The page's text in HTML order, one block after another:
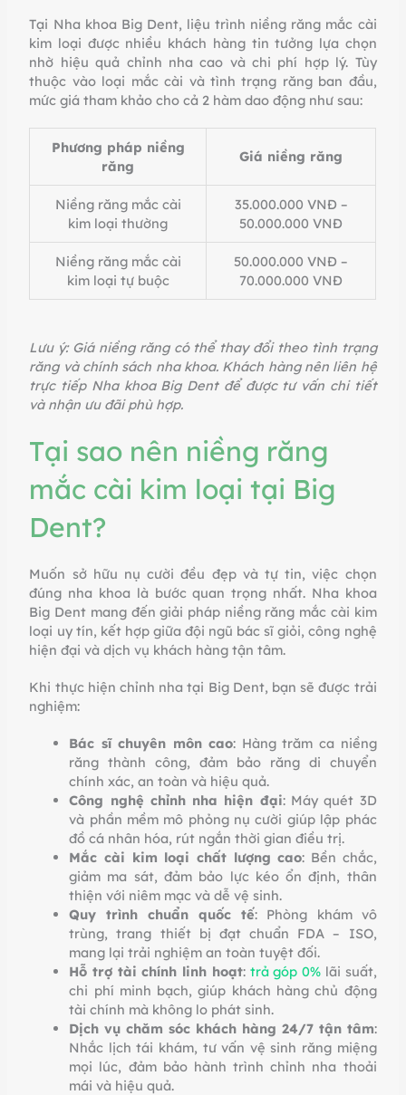
Tại Nha khoa Big Dent, liệu trình niềng răng mắc cài
kim loại được nhiều khách hàng tin tưởng lựa chọn
nhờ hiệu quả chỉnh nha cao và chi phí hợp lý. Tùy
thuộc vào loại mắc cài và tình trạng răng ban đầu,
mức giá tham khảo cho cả 2 hàm dao động như sau:
Phương pháp niềng
răng
Giá niềng răng
Niềng răng mắc cài
kim loại thường
35.000.000 VNĐ –
50.000.000 VNĐ
Niềng răng mắc cài
kim loại tự buộc
50.000.000 VNĐ –
70.000.000 VNĐ
Lưu ý: Giá niềng răng có thể thay đổi theo tình trạng
răng và chính sách nha khoa. Khách hàng nên liên hệ
trực tiếp Nha khoa Big Dent để được tư vấn chi tiết
và nhận ưu đãi phù hợp.
Tại sao nên niềng răng
mắc cài kim loại tại Big
Dent?
Muốn sở hữu nụ cười đều đẹp và tự tin, việc chọn
đúng nha khoa là bước quan trọng nhất. Nha khoa
Big Dent mang đến giải pháp niềng răng mắc cài kim
loại uy tín, kết hợp giữa đội ngũ bác sĩ giỏi, công nghệ
hiện đại và dịch vụ khách hàng tận tâm.
Khi thực hiện chỉnh nha tại Big Dent, bạn sẽ được trải
nghiệm:
Bác sĩ chuyên môn cao: Hàng trăm ca niềng
răng thành công, đảm bảo răng di chuyển
chính xác, an toàn và hiệu quả.
Công nghệ chỉnh nha hiện đại: Máy quét 3D
và phần mềm mô phỏng nụ cười giúp lập phác
đồ cá nhân hóa, rút ngắn thời gian điều trị.
Mắc cài kim loại chất lượng cao: Bền chắc,
giảm ma sát, đảm bảo lực kéo ổn định, thân
thiện với niêm mạc và dễ vệ sinh.
Quy trình chuẩn quốc tế: Phòng khám vô
trùng, trang thiết bị đạt chuẩn FDA – ISO,
mang lại trải nghiệm an toàn tuyệt đối.
Hỗ trợ tài chính linh hoạt: trả góp 0% lãi suất,
chi phí minh bạch, giúp khách hàng chủ động
tài chính mà không lo phát sinh.
Dịch vụ chăm sóc khách hàng 24/7 tận tâm:
Nhắc lịch tái khám, tư vấn vệ sinh răng miệng
mọi lúc, đảm bảo hành trình chỉnh nha thoải
mái và hiệu quả.